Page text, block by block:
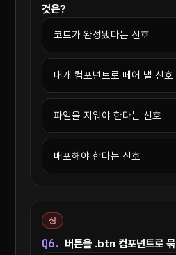
것은?
코드가 완성됐다는 신호
대개 컴포넌트로 떼어 낼 신호
파일을 지워야 한다는 신호
배포해야 한다는 신호
상
Q6. 버튼을 .btn 컴포넌트로